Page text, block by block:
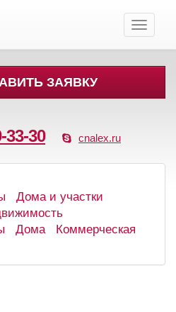
ЗАЯВКУ
33-30 cnalex.ru
Toggle
Дома и участки
Дома
Коммерческая